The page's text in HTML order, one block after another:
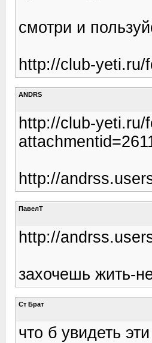
смотри и
http://club-yeti.ru/
ANDRS
http://club-yeti.ru/
http://
ПавелТ
http://
захочешь жить-
Ст Брат
что б увидеть